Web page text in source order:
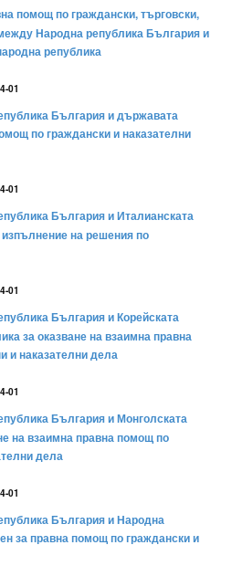
помощ по граждански, търговски,
Народна република България и
република
01
България и държавата
по граждански и наказателни
01
България и Италианската
на решения по
01
България и Корейската
за оказване на взаимна правна
и наказателни дела
01
България и Монголската
на взаимна правна помощ по
дела
01
България и Народна
за правна помощ по граждански и